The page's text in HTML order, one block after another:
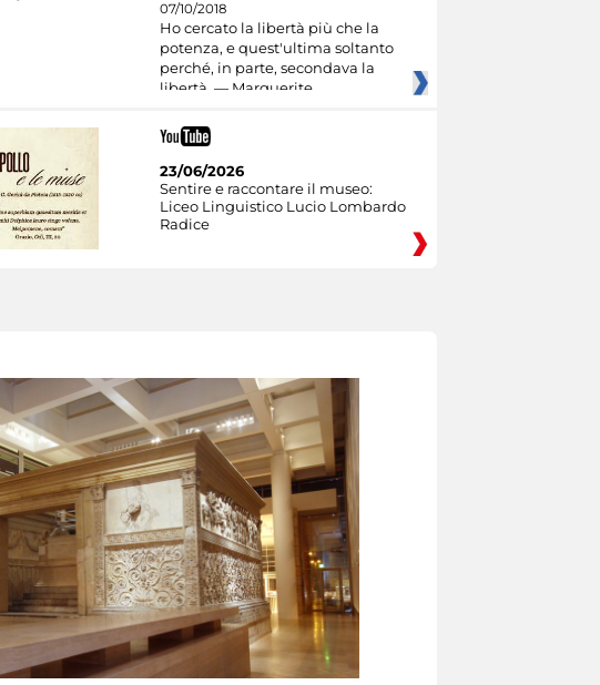
07/10/2018
Ho cercato la libertà più che la
potenza, e quest'ultima soltanto
perché, in parte, secondava la
libertà. — Marguerite
23/06/2026
Sentire e raccontare il museo:
Liceo Linguistico Lucio Lombardo
Radice